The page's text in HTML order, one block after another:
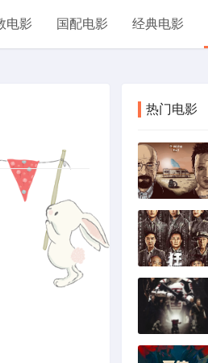
电影 国配电影 经典电影
热门电影